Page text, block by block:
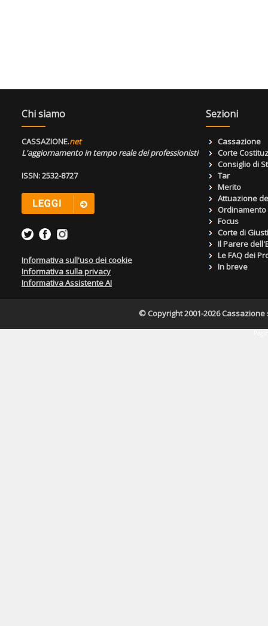
Chi siamo
CASSAZIONE.net
L'aggiornamento in tempo reale dei professionisti
ISSN: 2532-8727
Informativa sull'uso dei cookie
Informativa sulla privacy
Informativa Assistente AI
Sezioni
Cassazione
Corte
Consiglio di
Tar
Merito
Attuazione
Focus
Corte di
Il Parere
Le FAQ dei
In breve
© Copyright 2001-2026 Cassazione